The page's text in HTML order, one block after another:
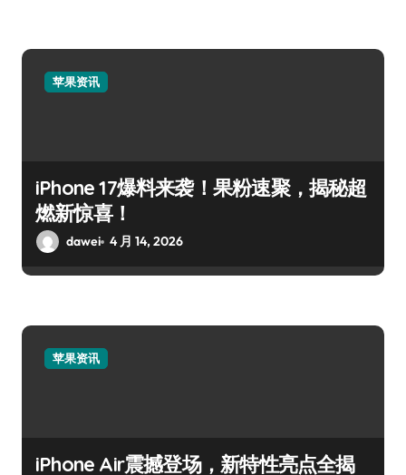
苹果资讯
iPhone 17爆料来袭！果粉速聚，揭秘超
燃新惊喜！
dawei 4 月 14, 2026
苹果资讯
iPhone Air震撼登场，新特性亮点全揭